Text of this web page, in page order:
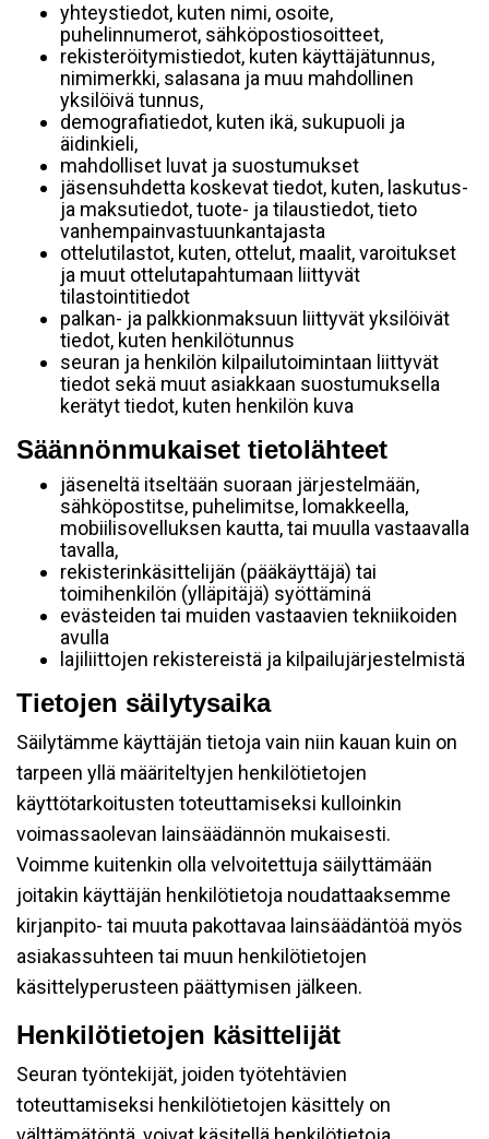
yhteystiedot, kuten nimi, osoite,
puhelinnumerot, sähköpostiosoitteet,
rekisteröitymistiedot, kuten käyttäjätunnus,
nimimerkki, salasana ja muu mahdollinen
yksilöivä tunnus,
demografiatiedot, kuten ikä, sukupuoli ja
äidinkieli,
mahdolliset luvat ja suostumukset
jäsensuhdetta koskevat tiedot, kuten, laskutus-
ja maksutiedot, tuote- ja tilaustiedot, tieto
vanhempainvastuunkantajasta
ottelutilastot, kuten, ottelut, maalit, varoitukset
ja muut ottelutapahtumaan liittyvät
tilastointitiedot
palkan- ja palkkionmaksuun liittyvät yksilöivät
tiedot, kuten henkilötunnus
seuran ja henkilön kilpailutoimintaan liittyvät
tiedot sekä muut asiakkaan suostumuksella
kerätyt tiedot, kuten henkilön kuva
Säännönmukaiset tietolähteet
jäseneltä itseltään suoraan järjestelmään,
sähköpostitse, puhelimitse, lomakkeella,
mobiilisovelluksen kautta, tai muulla vastaavalla
tavalla,
rekisterinkäsittelijän (pääkäyttäjä) tai
toimihenkilön (ylläpitäjä) syöttäminä
evästeiden tai muiden vastaavien tekniikoiden
avulla
lajiliittojen rekistereistä ja kilpailujärjestelmistä
Tietojen säilytysaika
Säilytämme käyttäjän tietoja vain niin kauan kuin on
tarpeen yllä määriteltyjen henkilötietojen
käyttötarkoitusten toteuttamiseksi kulloinkin
voimassaolevan lainsäädännön mukaisesti.
Voimme kuitenkin olla velvoitettuja säilyttämään
joitakin käyttäjän henkilötietoja noudattaaksemme
kirjanpito- tai muuta pakottavaa lainsäädäntöä myös
asiakassuhteen tai muun henkilötietojen
käsittelyperusteen päättymisen jälkeen.
Henkilötietojen käsittelijät
Seuran työntekijät, joiden työtehtävien
toteuttamiseksi henkilötietojen käsittely on